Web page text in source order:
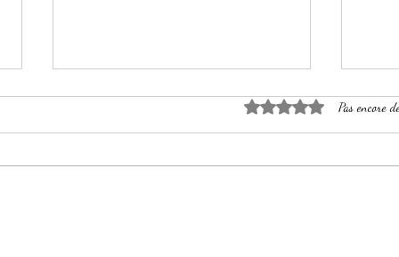
Vert sauge
Noté 0 étoile sur 5.Pas encore